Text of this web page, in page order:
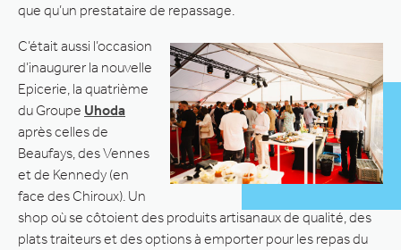
que qu’un prestataire de repassage.
C’était aussi l’occasion
d’inaugurer la nouvelle
Epicerie, la quatrième
du Groupe Uhoda
après celles de
Beaufays, des Vennes
et de Kennedy (en
face des Chiroux). Un
shop où se côtoient des produits artisanaux de qualité, des
plats traiteurs et des options à emporter pour les repas du